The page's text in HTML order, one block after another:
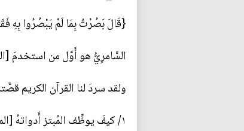
{قَالَ بَصُرْتُ بِمَا لَمْ يَبْصُرُوا بِهِ
السَّامرِيُّ هو أَوَّل من استخدمَ
ولقد سردَ لنا القرآن الكريم